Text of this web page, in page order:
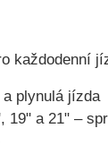
každodenní
plynulá jízda
19" a 21" –